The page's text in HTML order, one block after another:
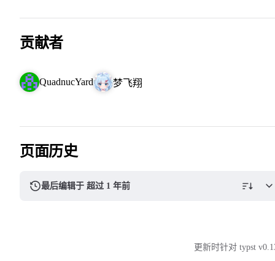
贡献者
QuadnucYard 梦飞翔
页面历史
最后编辑于 超过 1 年前
更新时针对 typst